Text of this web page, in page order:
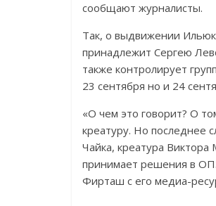
сообщают журналисты.
Так, о выдвижении
принадлежит Сергею
также контролирует
23 сентября но и 24
«О чем это говорит? О
креатуру. Но последнее
Чайка, креатура
принимает решения в
Фирташ с его медиа-